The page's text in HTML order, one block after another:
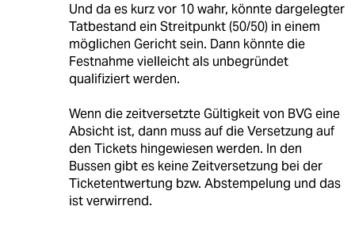
Und da es kurz vor 10 wahr, könnte dargelegter
Tatbestand ein Streitpunkt (50/50) in einem
möglichen Gericht sein. Dann könnte die
Festnahme vielleicht als unbegründet
qualifiziert werden.
Wenn die zeitversetzte Gültigkeit von BVG eine
Absicht ist, dann muss auf die Versetzung auf
den Tickets hingewiesen werden. In den
Bussen gibt es keine Zeitversetzung bei der
Ticketentwertung bzw. Abstempelung und das
ist verwirrend.